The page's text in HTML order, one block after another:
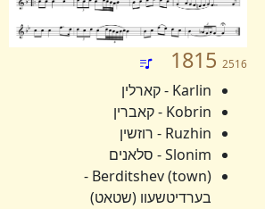
1815 2516
Karlin - קארלין
Kobrin - קאברין
Ruzhin - רוזשין
Slonim - סלאנים
Berditshev (town) -
בערדיטשעוו (שטאט)